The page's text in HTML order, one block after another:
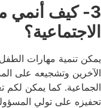
3- كيف أنمي
الاجتماعية؟
يمكن تنمية مهارات
الآخرين وتشجيعه على
الجماعية. كما يمكن لكم
تحفيزه على تولي